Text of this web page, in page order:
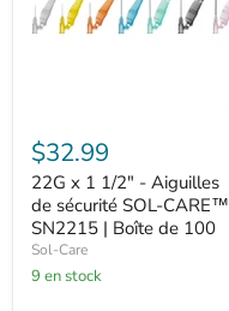
$32.99
22G x 1 1/2" - Aiguilles
de sécurité SOL-CARE™
SN2215 | Boîte de 100
Sol-Care
9 en stock